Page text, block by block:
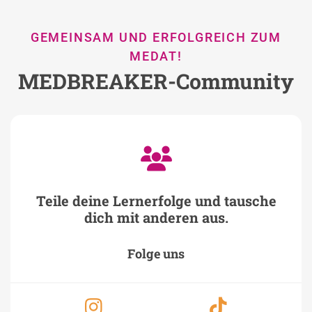
GEMEINSAM UND ERFOLGREICH ZUM
MEDAT!
MEDBREAKER-Community
Teile deine Lernerfolge und tausche
dich mit anderen aus.
Folge uns